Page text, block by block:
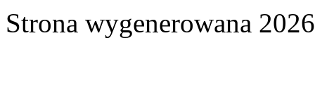
Strona wygenerowana